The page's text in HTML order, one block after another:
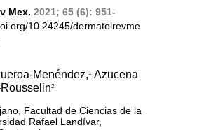
Mex. 2021; 65 (6): 951-
10.24245/dermatolrevme
Menéndez,1
Azucena
2
Facultad de Ciencias de la
Rafael Landívar,